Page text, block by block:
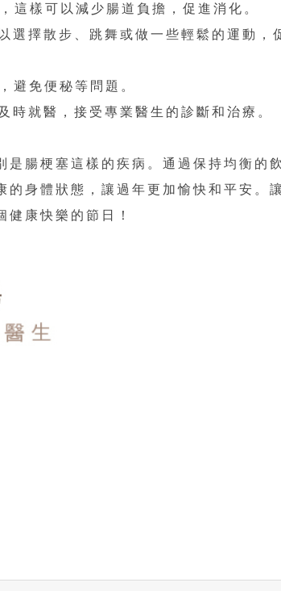
樣可以減少腸道負擔，促進消化。
選擇散步、跳舞或做一些輕鬆的運動，
避免便秘等問題。
就醫，接受專業醫生的診斷和治療。
是腸梗塞這樣的疾病。通過保持均衡的
的身體狀態，讓過年更加愉快和平安。
康快樂的節日！